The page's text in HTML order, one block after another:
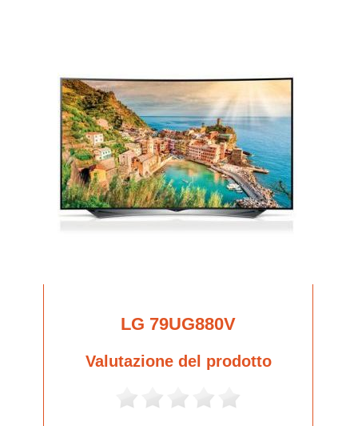
LG 79UG880V
Valutazione del prodotto